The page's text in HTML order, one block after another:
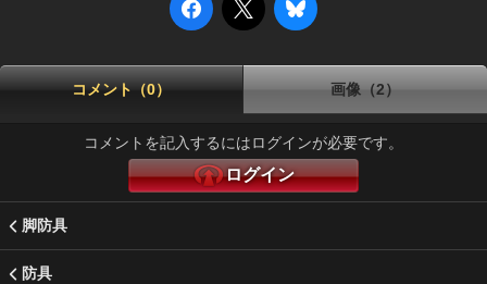
コメント（0） 画像（2）
コメントを記入するにはログインが必要です。
ログイン
脚防具
防具